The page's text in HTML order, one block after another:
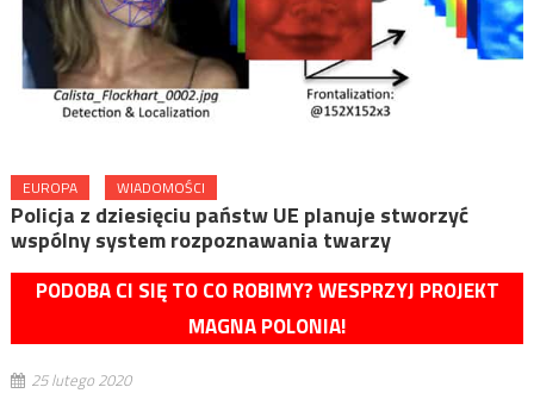
EUROPA WIADOMOŚCI
Policja z dziesięciu państw UE planuje stworzyć
wspólny system rozpoznawania twarzy
PODOBA CI SIĘ TO CO ROBIMY? WESPRZYJ PROJEKT
MAGNA POLONIA!
25 lutego 2020